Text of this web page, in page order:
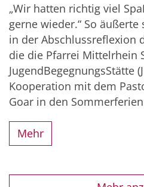
„Wir hatten richtig viel
gerne wieder.“ So
in der Abschlussreflexion
die die Pfarrei Mittelrhein
JugendBegegnungsStätte
Kooperation mit dem
Goar in den
Mehr